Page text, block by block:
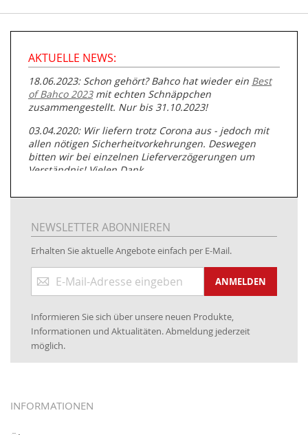
AKTUELLE NEWS:
18.06.2023: Schon gehört? Bahco hat wieder ein Best
of Bahco 2023mit echten Schnäppchen
zusammengestellt. Nur bis 31.10.2023!
03.04.2020: Wir liefern trotz Corona aus - jedoch mit
allen nötigen Sicherheitvorkehrungen. Deswegen
bitten wir bei einzelnen Lieferverzögerungen um
Verständnis! Vielen Dank.
05.07.2019: Neuester Zugang zu unserer
Rohrbearbeitung
01.06.2019: Individuell
bedruckte Kabeltrommeln
www.kabeltrommeln-versand.de/Kabelbedruckung
04.11.2018: Überarbeitung der Corporate Identity (CI)
16.01.2017:JETZT NEU- Visa & MasterCard (inkl.
Maestro)
12.01.2017:JETZT NEU- giropay, SOFORT-Überweisung
05.09.2016: NEUE Topseller bei
NEWSLETTER ABONNIEREN
Erhalten Sie aktuelle Angebote einfach per E-Mail.
zum
ANMELDEN
Informieren Sie sich über unsere neuen Produkte,
Informationen und Aktualitäten. Abmeldung jederzeit
möglich.
INFORMATIONEN